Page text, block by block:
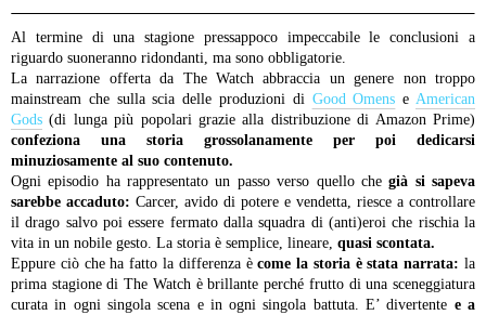
Al termine di una stagione pressappoco impeccabile le conclusioni a
riguardo suoneranno ridondanti, ma sono obbligatorie.
La narrazione offerta da The Watch abbraccia un genere non troppo
mainstream che sulla scia delle produzioni di Good Omens e American
Gods (di lunga più popolari grazie alla distribuzione di Amazon Prime)
confeziona una storia grossolanamente per poi dedicarsi
minuziosamente al suo contenuto.
Ogni episodio ha rappresentato un passo verso quello chegià si sapeva
sarebbe accaduto: Carcer, avido di potere e vendetta, riesce a controllare
il drago salvo poi essere fermato dalla squadra di (anti)eroi che rischia la
vita in un nobile gesto. La storia è semplice, lineare, quasi scontata.
Eppure ciò che ha fatto la differenza ècome la storia è stata narrata: la
prima stagione di The Watch è brillante perché frutto di una sceneggiatura
curata in ogni singola scena e in ogni singola battuta. E’ divertente e a